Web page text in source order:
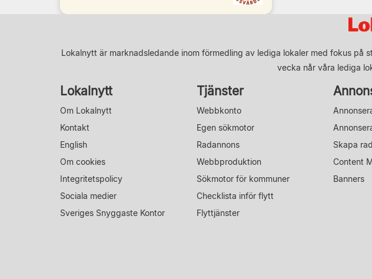
Lokalnytt är marknadsledande inom förmedling av lediga lokaler med fokus på
vecka når våra lediga
Lokalnytt
Om Lokalnytt
Kontakt
English
Om cookies
Integritetspolicy
Sociala medier
Sveriges Snyggaste Kontor
Tjänster
Webbkonto
Egen sökmotor
Radannons
Webbproduktion
Sökmotor för kommuner
Checklista inför flytt
Flyttjänster
Skapa
Content
Banners